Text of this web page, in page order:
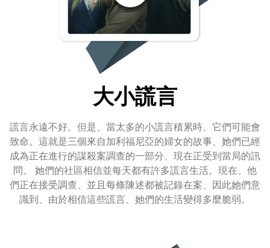
大小謊言
謊言永遠不好。但是、當太多的小謊言積累時、它們可能會
致命。這就是三個來自加利福尼亞的婦女的故事、她們已經
成為正在進行的謀殺案調查的一部分、現在正受到當局的訊
問。 她們的社區相信並每天都有許多謊言生活。現在、他
們正在接受調查、並且每條陳述都被記錄在案、因此她們意
識到、由於相信這些謊言、她們的生活變得多麼脆弱。